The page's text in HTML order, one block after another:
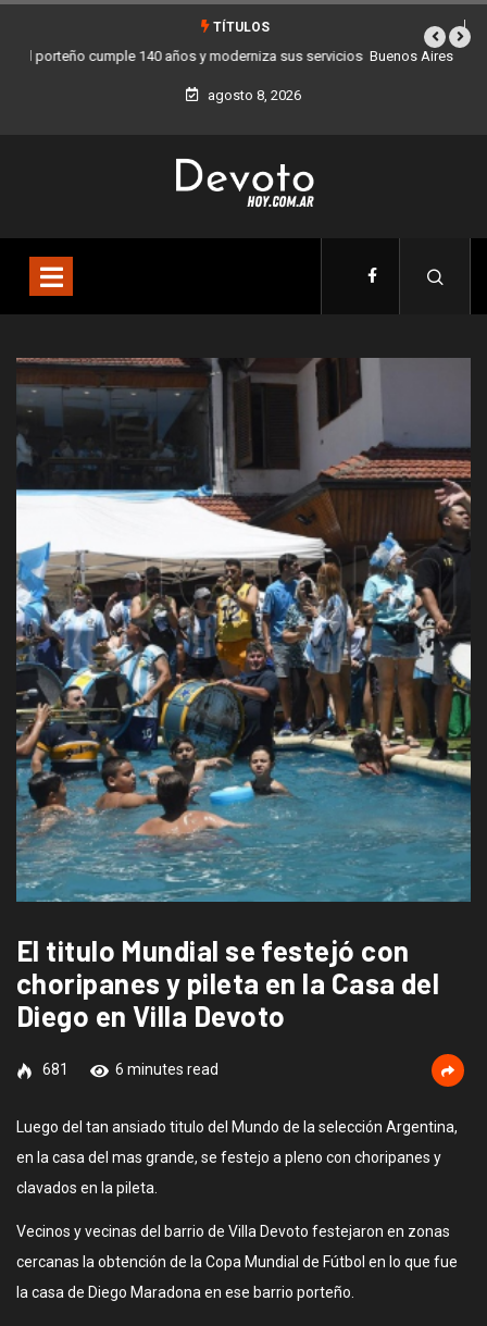
TÍTULOS
Buenos Aires sumó 12 nuevos Bares Notables y ya son 90 en toda la
Ciudad
agosto 8, 2026
El titulo Mundial se festejó con
choripanes y pileta en la Casa del
Diego en Villa Devoto
681 6 minutes read
Luego del tan ansiado titulo del Mundo de la selección Argentina,
en la casa del mas grande, se festejo a pleno con choripanes y
clavados en la pileta.
Vecinos y vecinas del barrio de Villa Devoto festejaron en zonas
cercanas la obtención de la Copa Mundial de Fútbol en lo que fue
la casa de Diego Maradona en ese barrio porteño.